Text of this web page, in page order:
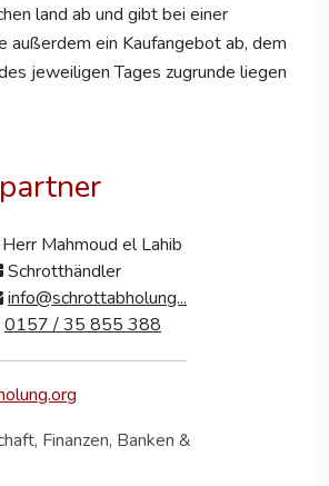
land ab und gibt bei einer
außerdem ein Kaufangebot ab, dem
jeweiligen Tages zugrunde liegen
Mahmoud el Lahib
Schrotthändler
info@schrottabholung...
0157 / 35 855 388
Finanzen, Banken &